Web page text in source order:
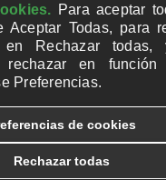
BANCARIAS PARA
Para aceptar
Aceptar Todas, para
en Rechazar todas,
rechazar en
Preferencias.
de cookies
Rechazar todas